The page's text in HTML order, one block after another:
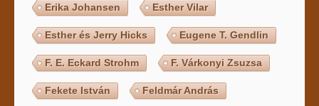
Erika Johansen Esther Vilar
Esther és Jerry Hicks Eugene T. Gendlin
F. E. Eckard Strohm F. Várkonyi Zsuzsa
Fekete István Feldmár András